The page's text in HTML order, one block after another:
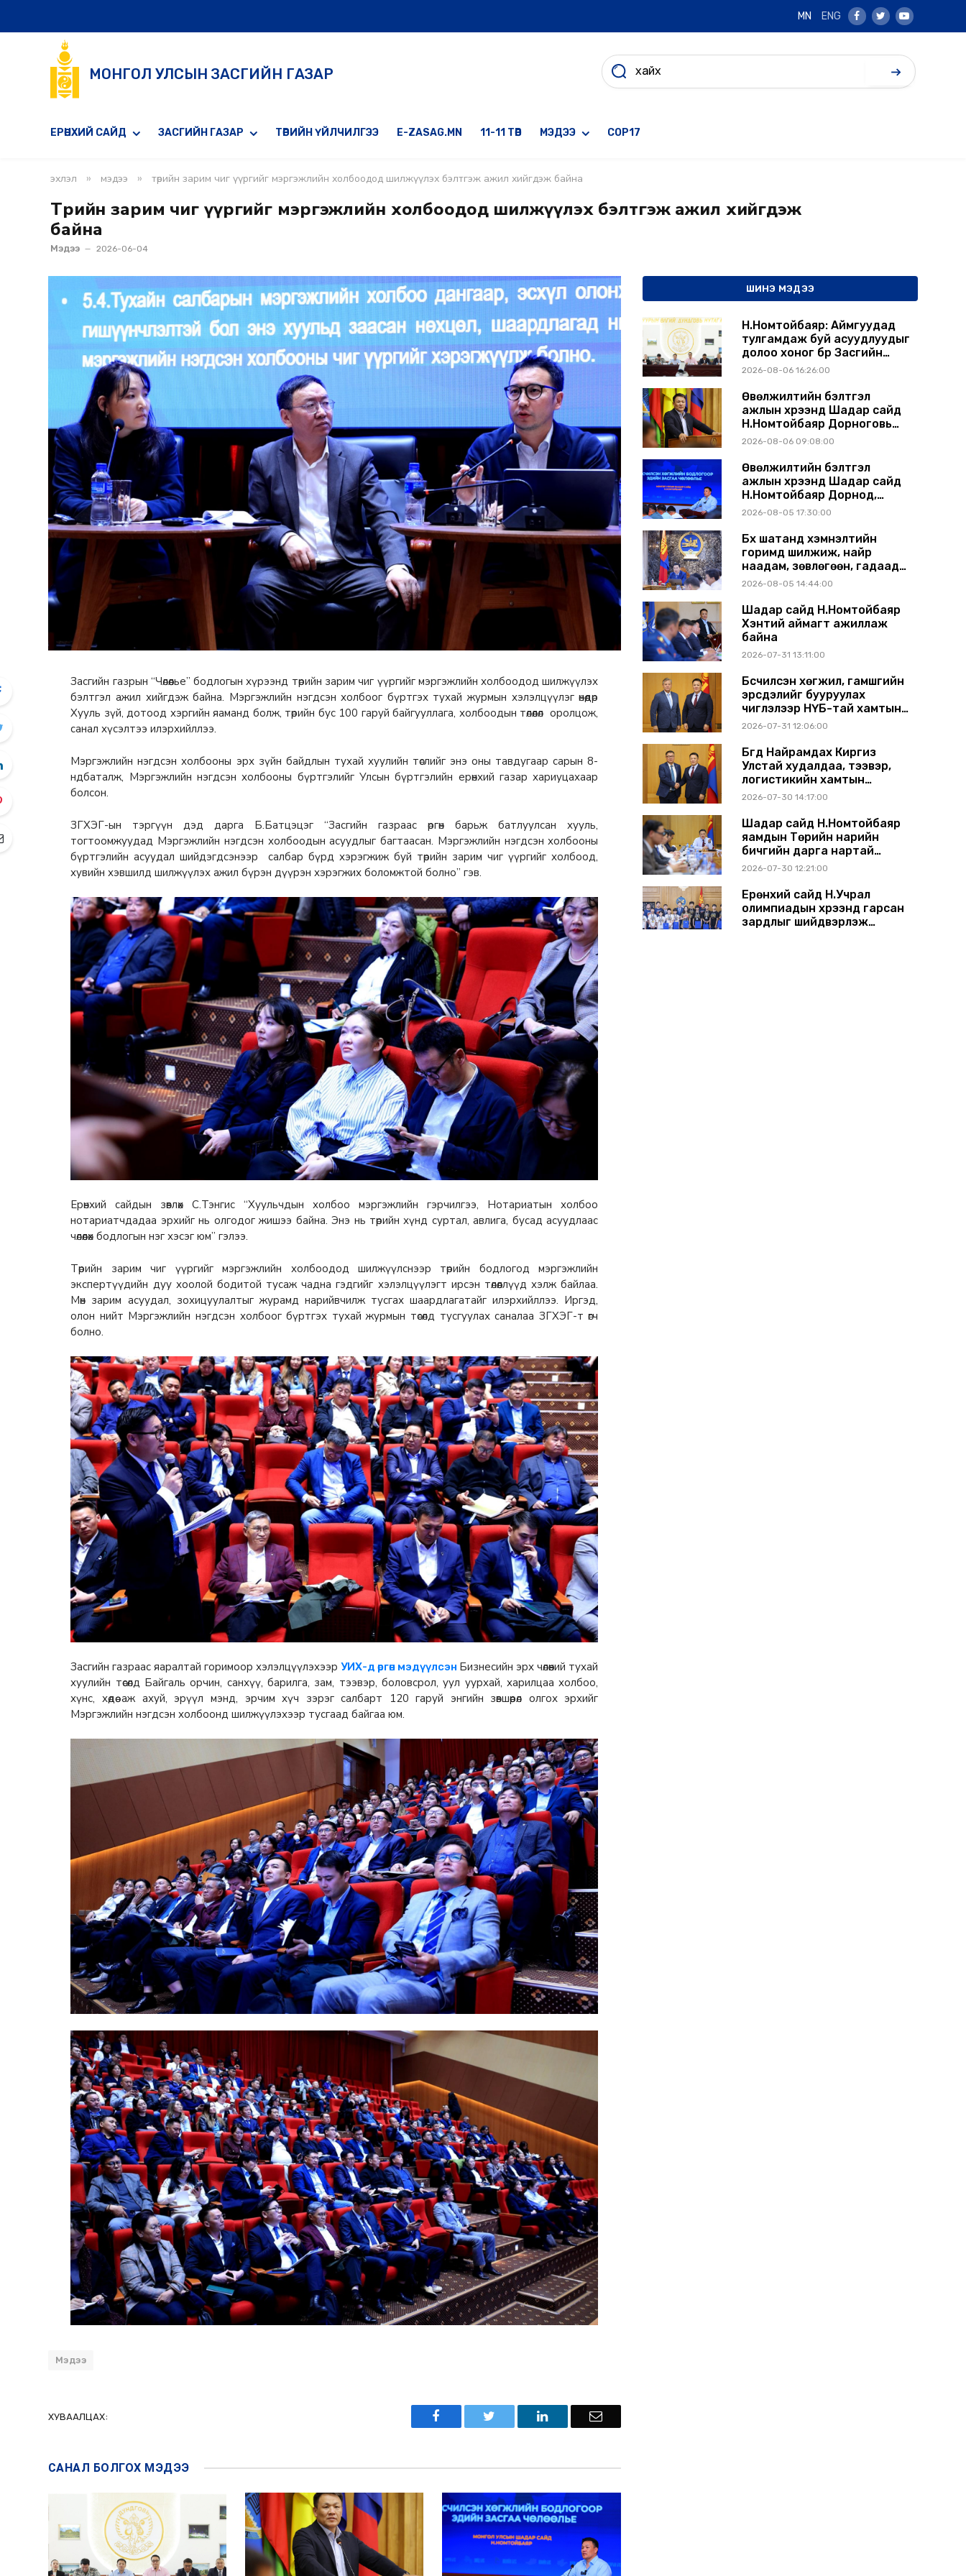
MN ENG
Facebook
TwitterYoutube
МОНГОЛ УЛСЫН ЗАСГИЙН ГАЗАР
ЕРӨНХИЙ САЙД ЗАСГИЙН ГАЗАР ТӨРИЙН ҮЙЛЧИЛГЭЭ E-ZASAG.MN 11-11 ТӨВ МЭДЭЭ COP17
эхлэл » мэдээ » төрийн зарим чиг үүргийг мэргэжлийн холбоодод шилжүүлэх бэлтгэж ажил хийгдэж байна
Төрийн зарим чиг үүргийг мэргэжлийн холбоодод шилжүүлэх бэлтгэж ажил хийгдэж
байна
Мэдээ 2026-06-04
Засгийн газрын “Чөлөөлье” бодлогын хүрээнд төрийн зарим чиг үүргийг мэргэжлийн холбоодод шилжүүлэх
бэлтгэл ажил хийгдэж байна. Мэргэжлийн нэгдсэн холбоог бүртгэх тухай журмын хэлэлцүүлэг өнөөдөр
Хууль зүй, дотоод хэргийн яаманд болж, төрийн бус 100 гаруй байгууллага, холбоодын төлөөлөл оролцож,
санал хүсэлтээ илэрхийллээ.
Мэргэжлийн нэгдсэн холбооны эрх зүйн байдлын тухай хуулийн төслийг энэ оны тавдугаар сарын 8-
ндбаталж, Мэргэжлийн нэгдсэн холбооны бүртгэлийг Улсын бүртгэлийн ерөнхий газар хариуцахаар
болсон.
ЗГХЭГ-ын тэргүүн дэд дарга Б.Батцэцэг “Засгийн газраас өргөн барьж батлуулсан хууль,
тогтоомжуудад Мэргэжлийн нэгдсэн холбоодын асуудлыг багтаасан. Мэргэжлийн нэгдсэн холбооны
бүртгэлийн асуудал шийдэгдсэнээр салбар бүрд хэрэгжиж буй төрийн зарим чиг үүргийг холбоод,
хувийн хэвшилд шилжүүлэх ажил бүрэн дүүрэн хэрэгжих боломжтой болно” гэв.
Ерөнхий сайдын зөвлөх С.Тэнгис “Хуульчдын холбоо мэргэжлийн гэрчилгээ, Нотариатын холбоо
нотариатчдадаа эрхийг нь олгодог жишээ байна. Энэ нь төрийн хүнд суртал, авлига, бусад асуудлаас
чөлөөлөх бодлогын нэг хэсэг юм” гэлээ.
Төрийн зарим чиг үүргийг мэргэжлийн холбоодод шилжүүлснээр төрийн бодлогод мэргэжлийн
экспертүүдийн дуу хоолой бодитой тусаж чадна гэдгийг хэлэлцүүлэгт ирсэн төлөөллүүд хэлж байлаа.
Мөн зарим асуудал, зохицуулалтыг журамд нарийвчилж тусгах шаардлагатайг илэрхийллээ. Иргэд,
олон нийт Мэргэжлийн нэгдсэн холбоог бүртгэх тухай журмын төсөлд тусгуулах саналаа ЗГХЭГ-т өгч
болно.
Засгийн газраас яаралтай горимоор хэлэлцүүлэхээрУИХ-д өргөн мэдүүлсэн Бизнесийн эрх чөлөөний тухай
хуулийн төсөлд Байгаль орчин, санхүү, барилга, зам, тээвэр, боловсрол, уул уурхай, харилцаа холбоо,
хүнс, хөдөө аж ахуй, эрүүл мэнд, эрчим хүч зэрэг салбарт 120 гаруй энгийн зөвшөөрөл олгох эрхийг
Мэргэжлийн нэгдсэн холбоонд шилжүүлэхээр тусгаад байгаа юм.
Мэдээ
ХУВААЛЦАХ:
САНАЛ БОЛГОХ МЭДЭЭ
ШИНЭ МЭДЭЭ
Н.Номтойбаяр: Аймгуудад
тулгамдаж буй асуудлуудыг
долоо хоног бүр Засгийн
газрын хуралдаанд
2026-08-06 16:26:00
Өвөлжилтийн бэлтгэл
ажлын хүрээнд Шадар сайд
Н.Номтойбаяр Дорноговь
аймагт ажиллав
2026-08-06 09:08:00
Өвөлжилтийн бэлтгэл
ажлын хүрээнд Шадар сайд
Н.Номтойбаяр Дорнод,
Сүхбаатар аймагт ажиллав
2026-08-05 17:30:00
Бүх шатанд хэмнэлтийн
горимд шилжиж, найр
наадам, зөвлөгөөн, гадаад
томилолтыг хориглолоо
2026-08-05 14:44:00
Шадар сайд Н.Номтойбаяр
Хэнтий аймагт ажиллаж
байна
2026-07-31 13:11:00
Бүсчилсэн хөгжил, гамшгийн
эрсдэлийг бууруулах
чиглэлээр НҮБ-тай хамтын
ажиллагаагаа өргөжүүлэхээр
2026-07-31 12:06:00
Бүгд Найрамдах Киргиз
Улстай худалдаа, тээвэр,
логистикийн хамтын
ажиллагааг өргөжүүлнэ
2026-07-30 14:17:00
Шадар сайд Н.Номтойбаяр
яамдын Төрийн нарийн
бичгийн дарга нартай
шуурхай хуралдлаа
2026-07-30 12:21:00
Ерөнхий сайд Н.Учрал
олимпиадын хүрээнд гарсан
зардлыг шийдвэрлэж